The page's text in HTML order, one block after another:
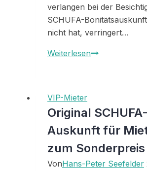
verlangen bei der
SCHUFA-
nicht hat, verringert…
WeiterlesenOriginal
VIP-Mieter
Original SCHUFA-
Auskunft für
zum Sonderpreis
VonHans-Peter Seefelder